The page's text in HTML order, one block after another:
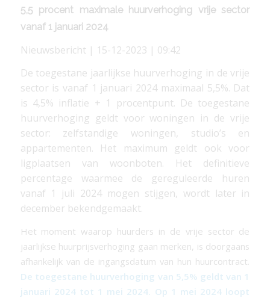
5,5 procent maximale huurverhoging vrije sector
vanaf 1 januari 2024
Nieuwsbericht | 15-12-2023 | 09:42
De toegestane jaarlijkse huurverhoging in de vrije
sector is vanaf 1 januari 2024 maximaal 5,5%. Dat
is 4,5% inflatie + 1 procentpunt. De toegestane
huurverhoging geldt voor woningen in de vrije
sector: zelfstandige woningen, studio’s en
appartementen. Het maximum geldt ook voor
ligplaatsen van woonboten. Het definitieve
percentage waarmee de gereguleerde huren
vanaf 1 juli 2024 mogen stijgen, wordt later in
december bekendgemaakt.
Het moment waarop huurders in de vrije sector de
jaarlijkse huurprijsverhoging gaan merken, is doorgaans
afhankelijk van de ingangsdatum van hun huurcontract.
De toegestane huurverhoging van 5,5% geldt van 1
januari 2024 tot 1 mei 2024. Op 1 mei 2024 loopt